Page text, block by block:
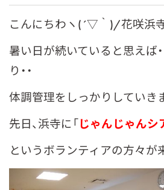
こんにちわヽ(´▽｀)/花咲浜寺
暑い日が続いていると思えば
り・・
体調管理をしっかりしていきま
先日、浜寺に「じゃんじゃんシ
というボランティアの方々が